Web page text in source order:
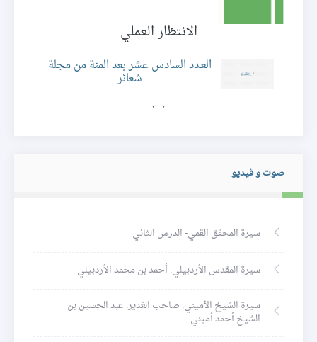
الانتظار العملي
العـدد السادس عشر بعد المئة من مجلة
شعائر
‹
›
صوت و فيديو
سيرة المحقق القمي- الدرس الثاني
سيرة المقدس الأردبيلي. أحمد بن محمد الأردبيلي
سيرة الشيخ الأميني. صاحب الغدير. عبد الحسين بن
الشيخ أحمد أميني